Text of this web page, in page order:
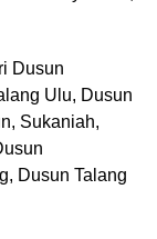
Dusun
Ulu, Dusun
Sukaniah,
Dusun Talang